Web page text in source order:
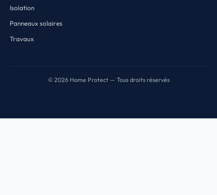
Isolation
Panneaux solaires
Travaux
© 2026 Home Protect — Tous droits réservés